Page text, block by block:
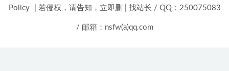
Policy 若侵权，请告知，立即删 找站长 / QQ：250075083
/ 邮箱：nsfw(a)qq.com